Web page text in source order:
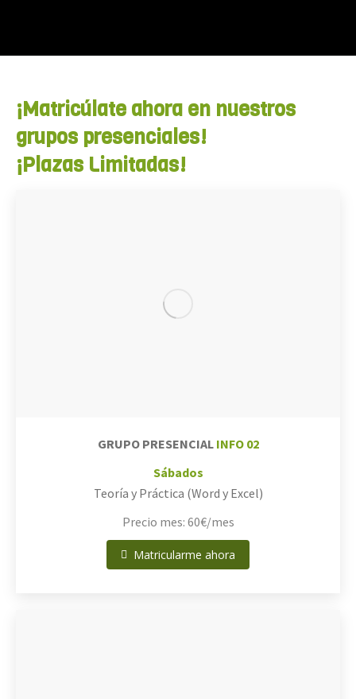
¡Matricúlate ahora en nuestros
grupos presenciales!
¡Plazas Limitadas!
GRUPO PRESENCIAL INFO 02
Sábados
Teoría y Práctica (Word y Excel)
Precio mes: 60€/mes
Matricularme ahora